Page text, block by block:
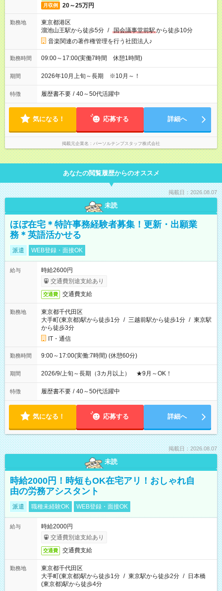
月収例 20～25万円
勤務地
東京都港区
溜池山王駅から徒歩5分 / 国会議事堂前駅から徒歩10分
音楽関連の著作権管理を行う社団法人♪
勤務時間 09:00～17:00(実働7時間 休憩1時間)
期間 2026年10月上旬～長期 ※10月～！
特徴 履歴書不要 / 40～50代活躍中
気になる！ 応募する 詳細へ
掲載元企業名 パーソルテンプスタッフ株式会社
あなたの閲覧履歴からのオススメ
掲載日：2026.08.07
未読
ほぼ在宅＊特許事務経験者募集！更新・出願業
務＊英語活かせる
派遣 WEB登録・面接OK
給与
時給2600円
交通費別途支給あり
交通費 交通費支給
勤務地
東京都千代田区
大手町(東京都)駅から徒歩1分 / 三越前駅から徒歩1分 / 東京駅
から徒歩3分
IT・通信
勤務時間 9:00～17:00(実働:7時間) (休憩60分)
期間 2026/9/上旬～長期（3カ月以上） ★9月～OK！
特徴 履歴書不要 / 40～50代活躍中
気になる！ 応募する 詳細へ
掲載日：2026.08.07
未読
時給2000円！時短もOK在宅アリ！おしゃれ自
由の労務アシスタント
派遣 職種未経験OK WEB登録・面接OK
給与
時給2000円
交通費別途支給あり
交通費 交通費支給
勤務地
東京都千代田区
大手町(東京都)駅から徒歩1分 / 東京駅から徒歩2分 / 日本橋
(東京都)駅から徒歩4分